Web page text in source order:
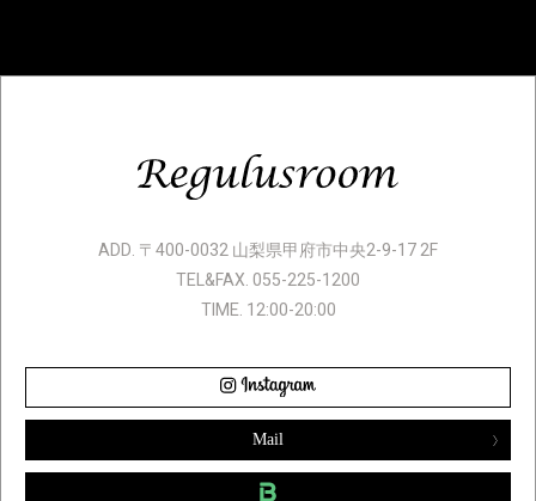
ADD. 〒400-0032 山梨県甲府市中央2-9-17 2F
TEL&FAX. 055-225-1200
TIME. 12:00-20:00
Mail